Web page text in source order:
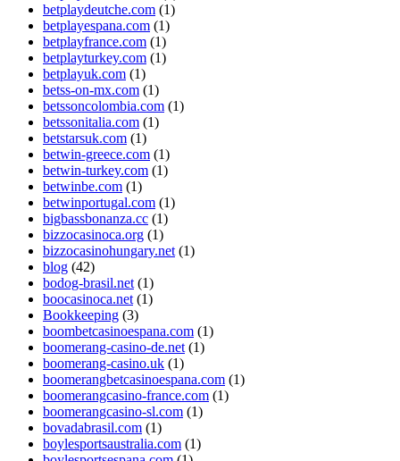
betplaydeutche.com (1)
betplayespana.com (1)
betplayfrance.com (1)
betplayturkey.com (1)
betplayuk.com (1)
betss-on-mx.com (1)
betssoncolombia.com (1)
betssonitalia.com (1)
betstarsuk.com (1)
betwin-greece.com (1)
betwin-turkey.com (1)
betwinbe.com (1)
betwinportugal.com (1)
bigbassbonanza.cc (1)
bizzocasinoca.org (1)
bizzocasinohungary.net (1)
blog (42)
bodog-brasil.net (1)
boocasinoca.net (1)
Bookkeeping (3)
boombetcasinoespana.com (1)
boomerang-casino-de.net (1)
boomerang-casino.uk (1)
boomerangbetcasinoespana.com (1)
boomerangcasino-france.com (1)
boomerangcasino-sl.com (1)
bovadabrasil.com (1)
boylesportsaustralia.com (1)